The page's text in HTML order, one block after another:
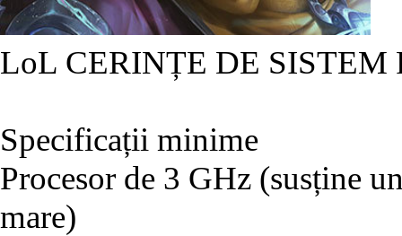
LoL CERINȚE DE SISTEM
Specificații minime
Procesor de 3 GHz (susține
mare)